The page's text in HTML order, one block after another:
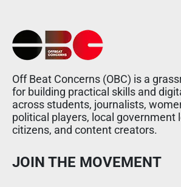
Off Beat Concerns (OBC) is a
for building practical skills and
across students, journalists,
political players, local government
citizens, and content creators.
JOIN THE MOVEMENT